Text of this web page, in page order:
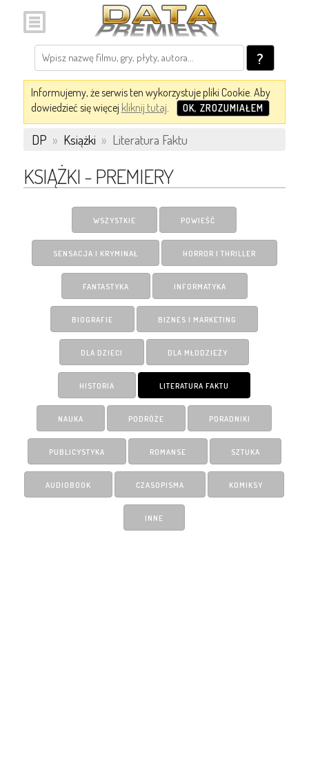
?
Informujemy, że serwis ten wykorzystuje pliki Cookie. Aby
dowiedzieć się więcej kliknij tutaj. OK, ZROZUMIAŁEM
DP » Książki » Literatura Faktu
KSIĄŻKI - PREMIERY
WSZYSTKIE POWIEŚĆ
SENSACJA I KRYMINAŁ HORROR I THRILLER
FANTASTYKA INFORMATYKA
BIOGRAFIE BIZNES I MARKETING
DLA DZIECI DLA MŁODZIEŻY
HISTORIA LITERATURA FAKTU
NAUKA PODRÓŻE PORADNIKI
PUBLICYSTYKA ROMANSE SZTUKA
AUDIOBOOK CZASOPISMA KOMIKSY
INNE